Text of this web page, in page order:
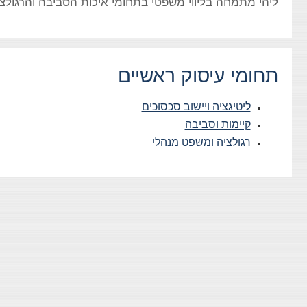
ליהי מתמחה בליווי משפטי בתחומי איכות הסביבה
תחומי עיסוק ראשיים
ליטיגציה ויישוב סכסוכים
קיימות וסביבה
רגולציה ומשפט מנהלי